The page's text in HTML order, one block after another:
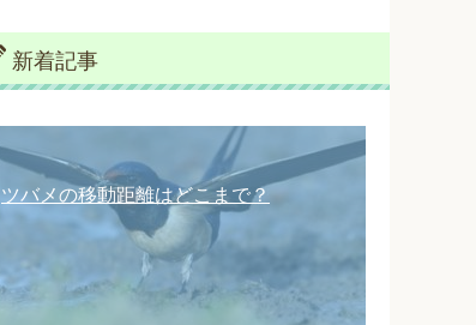
新着記事
ツバメの移動距離はどこまで？